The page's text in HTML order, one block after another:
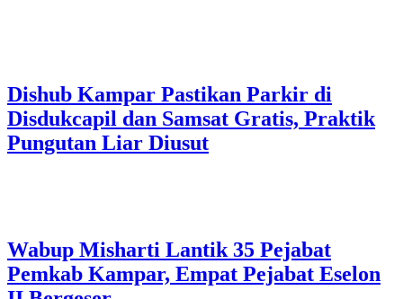
Dishub Kampar Pastikan Parkir di
Disdukcapil dan Samsat Gratis, Praktik
Pungutan Liar Diusut
Wabup Misharti Lantik 35 Pejabat
Pemkab Kampar, Empat Pejabat Eselon